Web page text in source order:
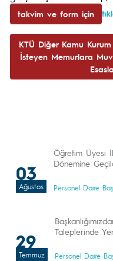
takvim ve form için
KTÜ Diğer Kamu
İsteyen Memurlara
03
Ağustos
Öğretim Üyesi
Dönemine
Personel Daire
29
Temmuz
Taleplerinde
Personel Daire